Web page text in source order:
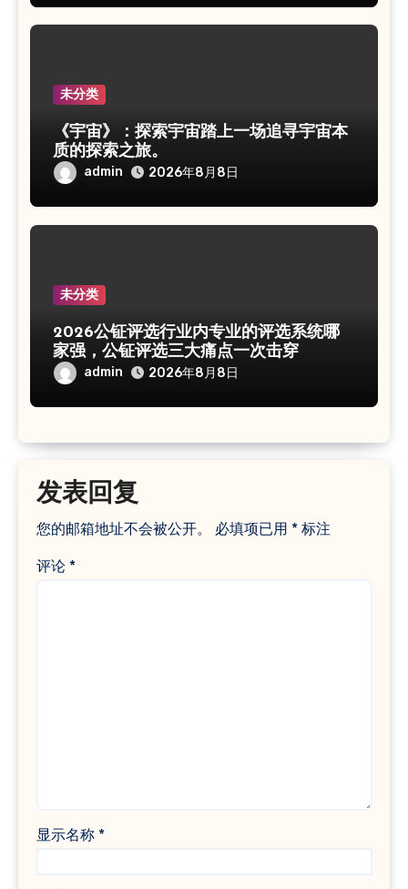
未分类
《宇宙》：探索宇宙踏上一场追寻宇宙本
质的探索之旅。
admin 2026年8月8日
未分类
2026公钲评选行业内专业的评选系统哪
家强，公钲评选三大痛点一次击穿
admin 2026年8月8日
发表回复
您的邮箱地址不会被公开。 必填项已用 *标注
评论 *
显示名称 *